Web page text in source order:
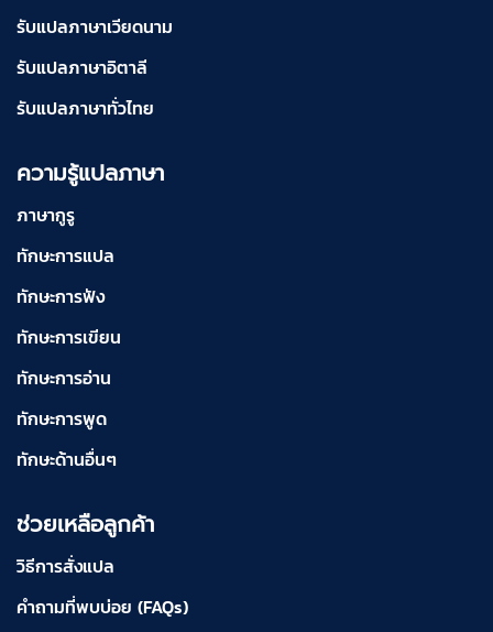
รับแปลภาษาเวียดนาม
รับแปลภาษาอิตาลี
รับแปลภาษาทั่วไทย
ความรู้แปลภาษา
ภาษากูรู
ทักษะการแปล
ทักษะการฟัง
ทักษะการเขียน
ทักษะการอ่าน
ทักษะการพูด
ทักษะด้านอื่นๆ
ช่วยเหลือลูกค้า
วิธีการสั่งแปล
คำถามที่พบบ่อย (FAQs)